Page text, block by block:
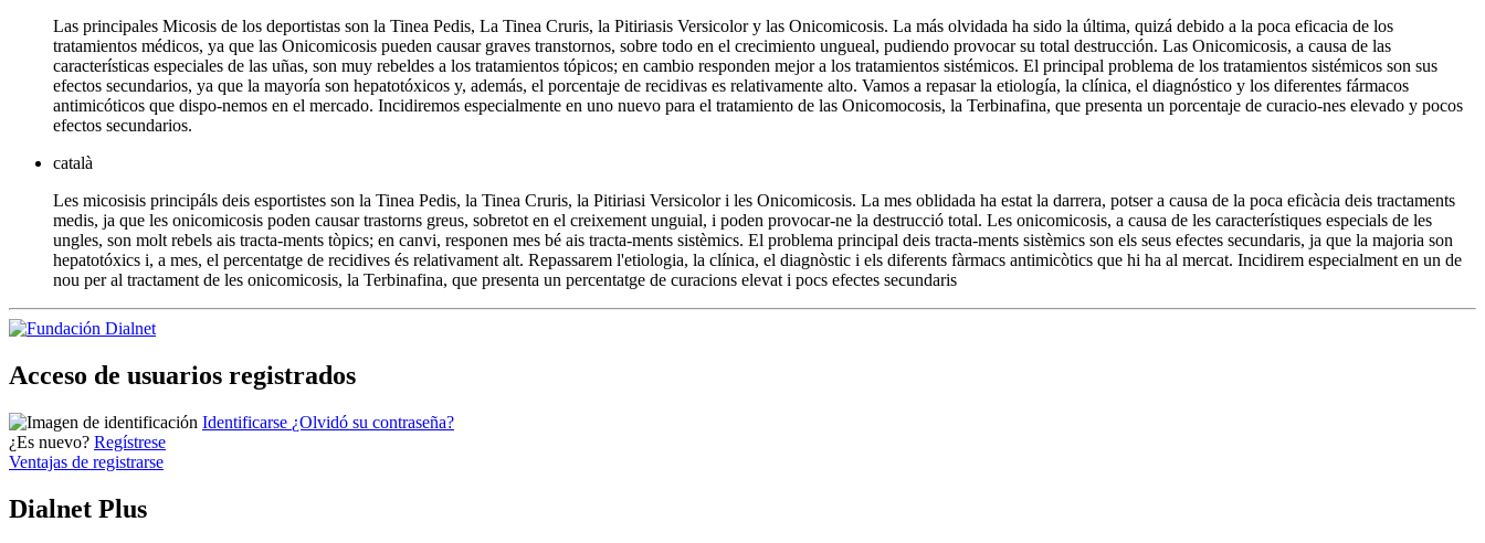
Las principales Micosis de los deportistas son la Tinea Pedis, La Tinea Cruris, la Pitiriasis Versicolor y las Onicomicosis. La más olvidada ha sido la última, quizá debido a la poca eficacia de los
tratamientos médicos, ya que las Onicomicosis pueden causar graves transtornos, sobre todo en el crecimiento ungueal, pudiendo provocar su total destrucción. Las Onicomicosis, a causa de las
características especiales de las uñas, son muy rebeldes a los tratamientos tópicos; en cambio responden mejor a los tratamientos sistémicos. El principal problema de los tratamientos sistémicos son sus
efectos secundarios, ya que la mayoría son hepatotóxicos y, además, el porcentaje de recidivas es relativamente alto. Vamos a repasar la etiología, la clínica, el diagnóstico y los diferentes fármacos
antimicóticos que dispo-nemos en el mercado. Incidiremos especialmente en uno nuevo para el tratamiento de las Onicomocosis, la Terbinafina, que presenta un porcentaje de curacio-nes elevado y pocos
efectos secundarios.
català
Les micosisis principáls deis esportistes son la Tinea Pedis, la Tinea Cruris, la Pitiriasi Versicolor i les Onicomicosis. La mes oblidada ha estat la darrera, potser a causa de la poca eficàcia deis tractaments
medis, ja que les onicomicosis poden causar trastorns greus, sobretot en el creixement unguial, i poden provocar-ne la destrucció total. Les onicomicosis, a causa de les característiques especials de les
ungles, son molt rebels ais tracta-ments tòpics; en canvi, responen mes bé ais tracta-ments sistèmics. El problema principal deis tracta-ments sistèmics son els seus efectes secundaris, ja que la majoria son
hepatotóxics i, a mes, el percentatge de recidives és relativament alt. Repassarem l'etiologia, la clínica, el diagnòstic i els diferents fàrmacs antimicòtics que hi ha al mercat. Incidirem especialment en un de
nou per al tractament de les onicomicosis, la Terbinafina, que presenta un percentatge de curacions elevat i pocs efectes secundaris
Acceso de usuarios registrados
Identificarse ¿Olvidó su contraseña?
¿Es nuevo? Regístrese
Ventajas de registrarse
Dialnet Plus